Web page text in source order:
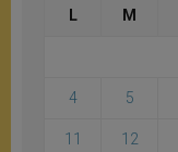
L M
4 5
11 12